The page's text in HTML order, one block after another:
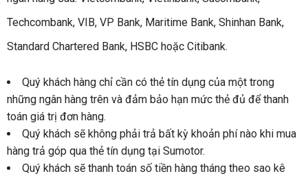
Techcombank, VIB, VP Bank, Maritime Bank, Shinhan Bank,
Standard Chartered Bank, HSBC hoặc Citibank.
Quý khách hàng chỉ cần có thẻ tín dụng của một trong
những ngân hàng trên và đảm bảo hạn mức thẻ đủ để thanh
toán giá trị đơn hàng.
Quý khách sẽ không phải trả bất kỳ khoản phí nào khi mua
hàng trả góp qua thẻ tín dụng tại Sumotor.
Quý khách sẽ thanh toán số tiền hàng tháng theo sao kê